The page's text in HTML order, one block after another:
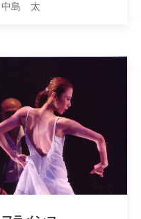
中島 太